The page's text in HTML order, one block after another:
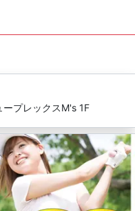
プレックスM's 1F